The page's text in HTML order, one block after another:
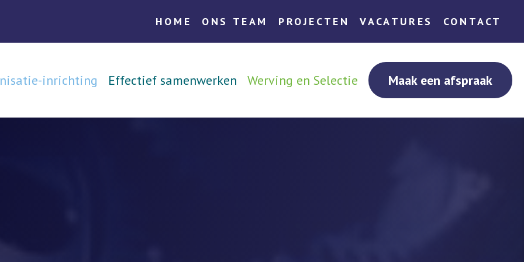
HOME ONS TEAM PROJECTEN VACATURES CONTACT
inrichting Effectief samenwerken Werving en Selectie Maak een afspraak